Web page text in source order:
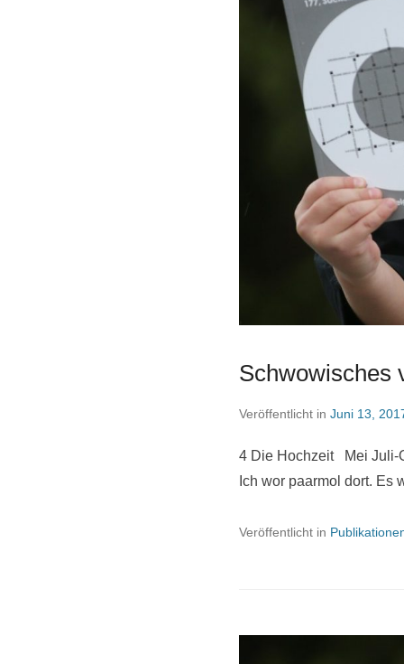
Schwowisches
Veröffentlicht in Juni 13,
4 Die Hochzeit Mei Juli-
Ich wor paarmol dort. Es
Veröffentlicht in